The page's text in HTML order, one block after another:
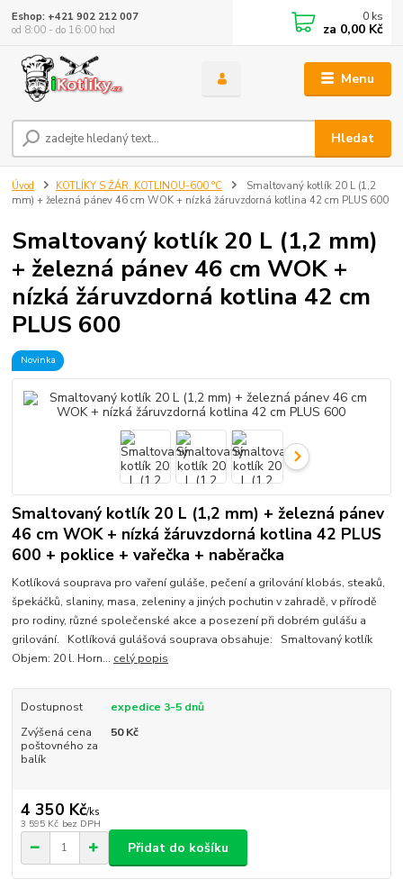
Menu
Hledat
Eshop: +421 902 212 007
od 8:00 - do 16:00 hod
0 ks
za 0,00 Kč
Úvod KOTLÍKY S ŽÁR. KOTLINOU-600 °C
Smaltovaný kotlík 20 L (1,2
mm) + železná pánev 46 cm WOK + nízká žáruvzdorná kotlina 42 cm PLUS 600
Smaltovaný kotlík 20 L (1,2 mm)
+ železná pánev 46 cm WOK +
nízká žáruvzdorná kotlina 42 cm
PLUS 600
Novinka
Smaltovaný kotlík 20 L (1,2 mm) + železná pánev
46 cm WOK + nízká žáruvzdorná kotlina 42 PLUS
600 + poklice + vařečka + naběračka
Kotlíková souprava pro vaření guláše, pečení a grilování klobás, steaků,
špekáčků, slaniny, masa, zeleniny a jiných pochutin v zahradě, v přírodě
pro rodiny, různé společenské akce a posezení při dobrém gulášu a
grilování. Kotlíková gulášová souprava obsahuje: Smaltovaný kotlík
Objem: 20 l. Horn... celý popis
Dostupnost
expedice 3-5 dnů
Zvýšená cena
poštovného za
balík
50 Kč
4 350 Kč/ks
3 595 Kč bez DPH
Přidat do košíku